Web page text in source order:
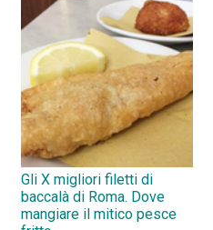
Gli X migliori filetti di
baccalà di Roma. Dove
mangiare il mitico pesce